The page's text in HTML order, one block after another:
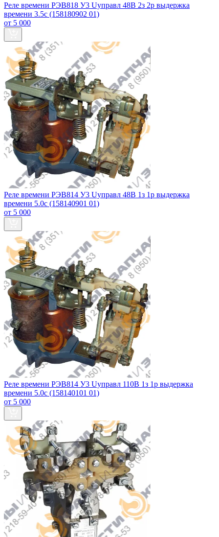
Реле времени РЭВ818 У3 Uуправл 48В 2з 2р выдержка
времени 3.5с (158180902 01)
от 5 000
Реле времени РЭВ814 У3 Uуправл 48В 1з 1р выдержка
времени 5.0с (158140901 01)
от 5 000
Реле времени РЭВ814 У3 Uуправл 110В 1з 1р выдержка
времени 5.0с (158140101 01)
от 5 000